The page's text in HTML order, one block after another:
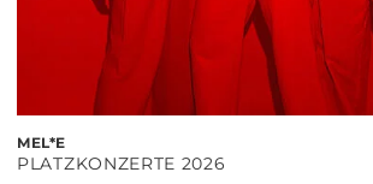
MEL*E
PLATZKONZERTE 2026